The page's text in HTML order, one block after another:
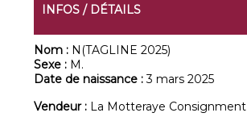
INFOS / DÉTAILS
Nom : N(TAGLINE 2025)
Sexe : M.
Date de naissance :3 mars 2025
Vendeur : La Motteraye Consignment